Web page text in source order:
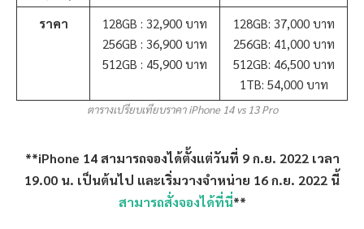
ราคา
128GB : 32,900 บาท
256GB : 36,900 บาท
512GB : 45,900 บาท
128GB: 37,000 บาท
256GB: 41,000 บาท
512GB: 46,500 บาท
1TB: 54,000 บาท
ตารางเปรียบเทียบราคา iPhone 14 vs 13 Pro
**iPhone 14 สามารถจองได้ตั้งแต่วันที่ 9 ก.ย. 2022 เวลา
19.00 น. เป็นต้นไป และเริ่มวางจำหน่าย 16 ก.ย. 2022 นี้
สามารถสั่งจองได้ที่นี่**